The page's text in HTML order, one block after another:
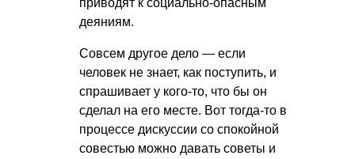
деяниям.
Совсем другое дело — если
человек не знает, как поступить, и
спрашивает у кого-то, что бы он
сделал на его месте. Вот тогда-то в
процессе дискуссии со спокойной
совестью можно давать советы и